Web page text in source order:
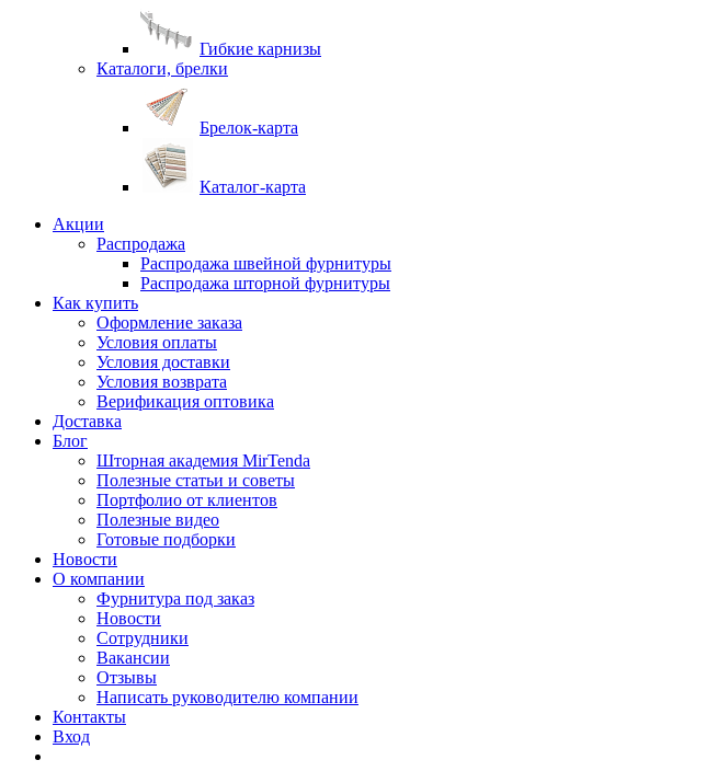
Гибкие карнизы
Каталоги, брелки
Брелок-карта
Каталог-карта
Акции
Распродажа
Распродажа швейной фурнитуры
Распродажа шторной фурнитуры
Как купить
Оформление заказа
Условия оплаты
Условия доставки
Условия возврата
Верификация оптовика
Доставка
Блог
Шторная академия MirTenda
Полезные статьи и советы
Портфолио от клиентов
Полезные видео
Готовые подборки
Новости
О компании
Фурнитура под заказ
Новости
Сотрудники
Вакансии
Отзывы
Написать руководителю компании
Контакты
Вход